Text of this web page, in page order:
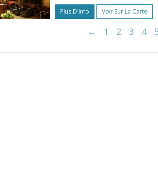
Plus D'info
Voir Sur La Carte
← 1 2 3 4